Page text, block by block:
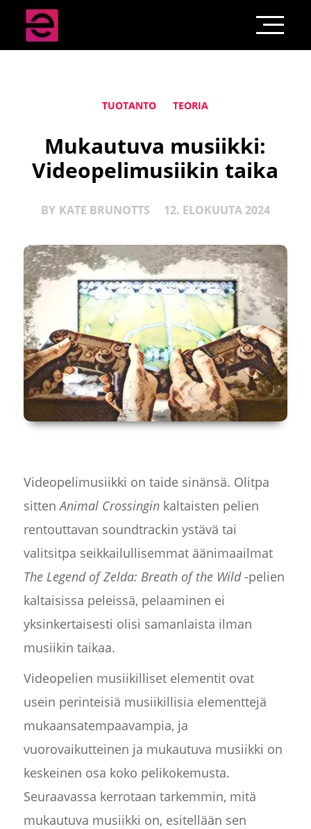
TUOTANTO TEORIA
Mukautuva musiikki:
Videopelimusiikin taika
BY KATE BRUNOTTS 12. ELOKUUTA 2024
Videopelimusiikki on taide sinänsä. Olitpa
sittenAnimal Crossinginkaltaisten pelien
rentouttavan soundtrackin ystävä tai
valitsitpa seikkailullisemmat äänimaailmat
The Legend of Zelda: Breath of the Wild-pelien
kaltaisissa peleissä, pelaaminen ei
yksinkertaisesti olisi samanlaista ilman
musiikin taikaa.
Videopelien musiikilliset elementit ovat
usein perinteisiä musiikillisia elementtejä
mukaansatempaavampia, ja
vuorovaikutteinen ja mukautuva musiikki on
keskeinen osa koko pelikokemusta.
Seuraavassa kerrotaan tarkemmin, mitä
mukautuva musiikki on, esitellään sen